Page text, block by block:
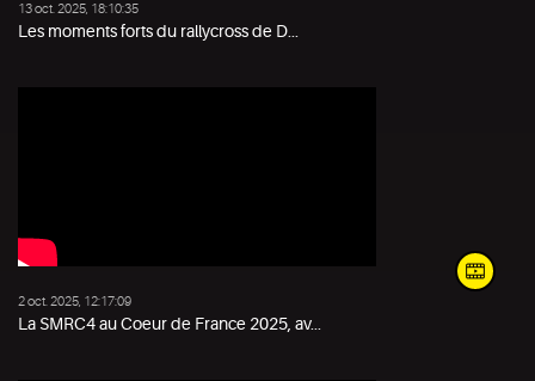
13 oct. 2025, 18:10:35
Les moments forts du rallycross de D...
2 oct. 2025, 12:17:09
La SMRC4 au Coeur de France 2025, av...